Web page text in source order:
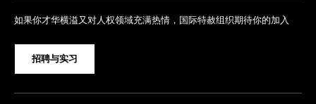
如果你才华横溢又对人权领域充满热情，国际特赦组织期待你的加入
招聘与实习